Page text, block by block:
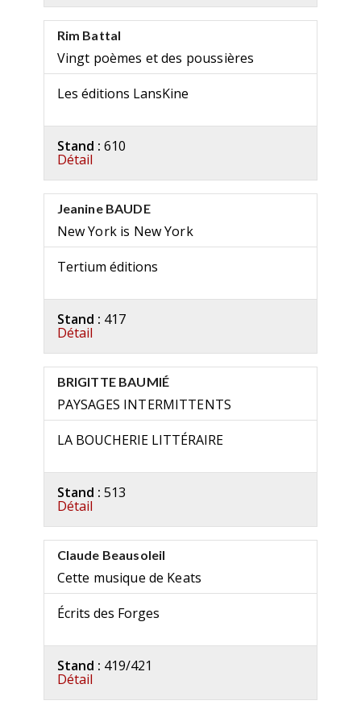
Rim Battal
Vingt poèmes et des poussières
Les éditions LansKine
Stand : 610
Détail
Jeanine BAUDE
New York is New York
Tertium éditions
Stand : 417
Détail
BRIGITTE BAUMIÉ
PAYSAGES INTERMITTENTS
LA BOUCHERIE LITTÉRAIRE
Stand : 513
Détail
Claude Beausoleil
Cette musique de Keats
Écrits des Forges
Stand : 419/421
Détail